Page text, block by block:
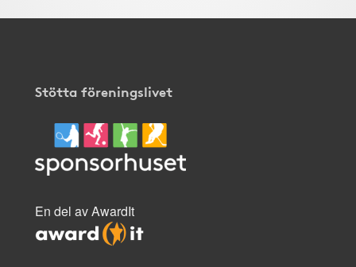
Stötta föreningslivet
En del av AwardIt